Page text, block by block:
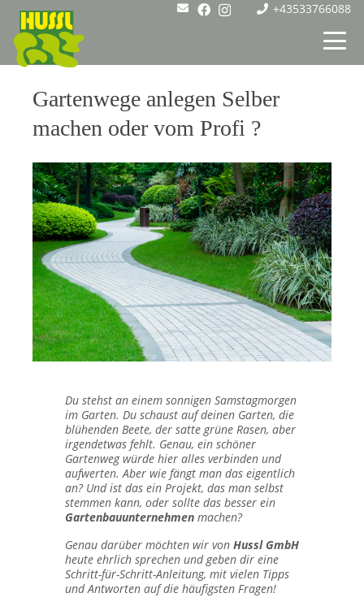
+43533766088
Gartenwege anlegen Selber
machen oder vom Profi ?
Du stehst an einem sonnigen Samstagmorgen
im Garten. Du schaust auf deinen Garten, die
blühenden Beete, der satte grüne Rasen, aber
irgendetwas fehlt. Genau, ein schöner
Gartenweg würde hier alles verbinden und
aufwerten. Aber wie fängt man das eigentlich
an? Und ist das ein Projekt, das man selbst
stemmen kann, oder sollte das besser ein
Gartenbauunternehmen machen?
Genau darüber möchten wir von Hussl GmbH
heute ehrlich sprechen und geben dir eine
Schritt-für-Schritt-Anleitung, mit vielen Tipps
und Antworten auf die häufigsten Fragen!